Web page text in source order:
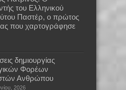
του Ελληνικού
Παστέρ, ο πρώτος
που χαρτογράφησε
δημιουργίας
Φορέων
Ανθρώπου
2026